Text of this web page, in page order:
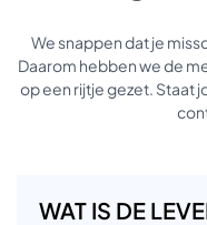
We snappen dat je
Daarom hebben we de
op een rijtje gezet. Staat
WAT IS DE